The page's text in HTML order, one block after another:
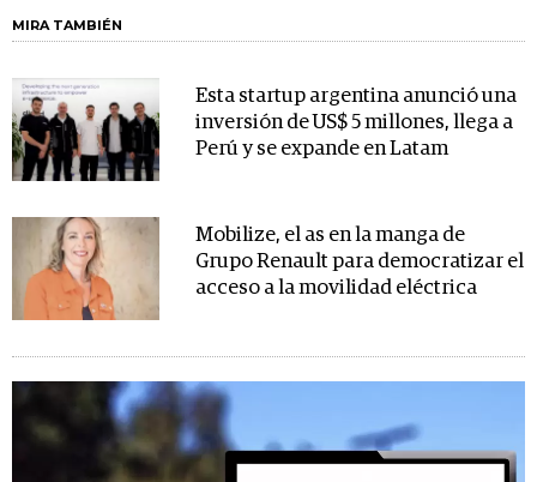
MIRA TAMBIÉN
Esta startup argentina anunció una
inversión de US$ 5 millones, llega a
Perú y se expande en Latam
Mobilize, el as en la manga de
Grupo Renault para democratizar el
acceso a la movilidad eléctrica